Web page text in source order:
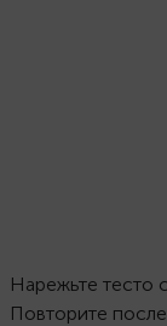
Нарежьте тесто
Повторите